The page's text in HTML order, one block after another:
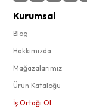
Kurumsal
Blog
Hakkımızda
Mağazalarımız
Ürün Kataloğu
İş Ortağı Ol